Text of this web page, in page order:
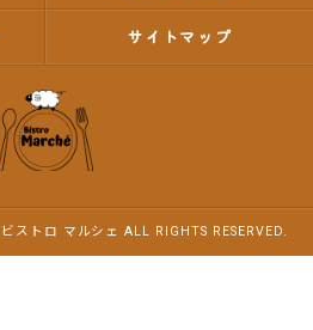
サイトマップ
ストロ マルシェ ALL RIGHTS RESERVED.